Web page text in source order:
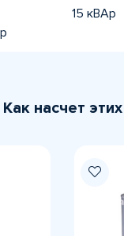
15 кВАр
Как насчет этих